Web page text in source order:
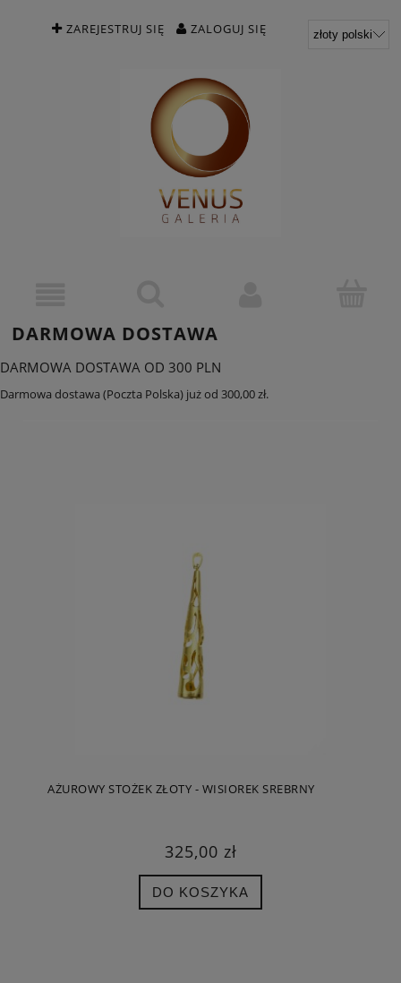
ZAREJESTRUJ SIĘ ZALOGUJ SIĘ
DARMOWA DOSTAWA
DARMOWA DOSTAWA OD 300 PLN
Darmowa dostawa (Poczta Polska) już od 300,00 zł.
AŻUROWY STOŻEK ZŁOTY - WISIOREK SREBRNY
325,00 zł
DO KOSZYKA